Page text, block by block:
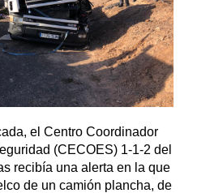
el Centro Coordinador
(CECOES) 1-1-2 del
recibía una alerta en la que
de un camión plancha, de